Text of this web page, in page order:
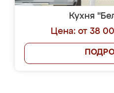
Кухня
Цена: от 38